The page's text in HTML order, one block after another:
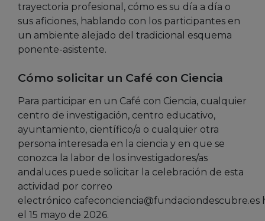
trayectoria profesional, cómo es su día a día o
sus aficiones, hablando con los participantes en
un ambiente alejado del tradicional esquema
ponente-asistente.
Cómo solicitar un Café con Ciencia
Para participar en un Café con Ciencia, cualquier
centro de investigación, centro educativo,
ayuntamiento, científico/a o cualquier otra
persona interesada en la ciencia y en que se
conozca la labor de los investigadores/as
andaluces puede solicitar la celebración de esta
actividad por correo
electrónico cafeconciencia@fundaciondescubre.es
el 15 mayo de 2026.